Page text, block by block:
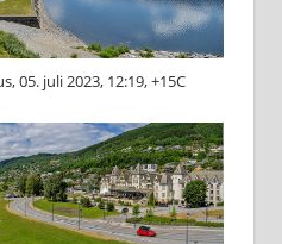
05. juli 2023, 12:19, +15C